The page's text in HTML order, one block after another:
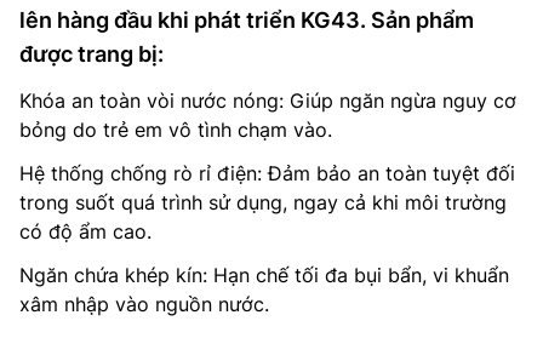
lên hàng đầu khi phát triển KG43. Sản phẩm
được trang bị:
Khóa an toàn vòi nước nóng: Giúp ngăn ngừa nguy cơ
bỏng do trẻ em vô tình chạm vào.
Hệ thống chống rò rỉ điện: Đảm bảo an toàn tuyệt đối
trong suốt quá trình sử dụng, ngay cả khi môi trường
có độ ẩm cao.
Ngăn chứa khép kín: Hạn chế tối đa bụi bẩn, vi khuẩn
xâm nhập vào nguồn nước.